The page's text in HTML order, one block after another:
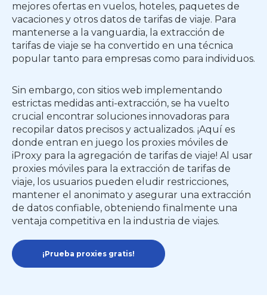
mejores ofertas en vuelos, hoteles, paquetes de
vacaciones y otros datos de tarifas de viaje. Para
mantenerse a la vanguardia, la extracción de
tarifas de viaje se ha convertido en una técnica
popular tanto para empresas como para individuos.
Sin embargo, con sitios web implementando
estrictas medidas anti-extracción, se ha vuelto
crucial encontrar soluciones innovadoras para
recopilar datos precisos y actualizados. ¡Aquí es
donde entran en juego los proxies móviles de
iProxy para la agregación de tarifas de viaje! Al usar
proxies móviles para la extracción de tarifas de
viaje, los usuarios pueden eludir restricciones,
mantener el anonimato y asegurar una extracción
de datos confiable, obteniendo finalmente una
ventaja competitiva en la industria de viajes.
¡Prueba proxies gratis!